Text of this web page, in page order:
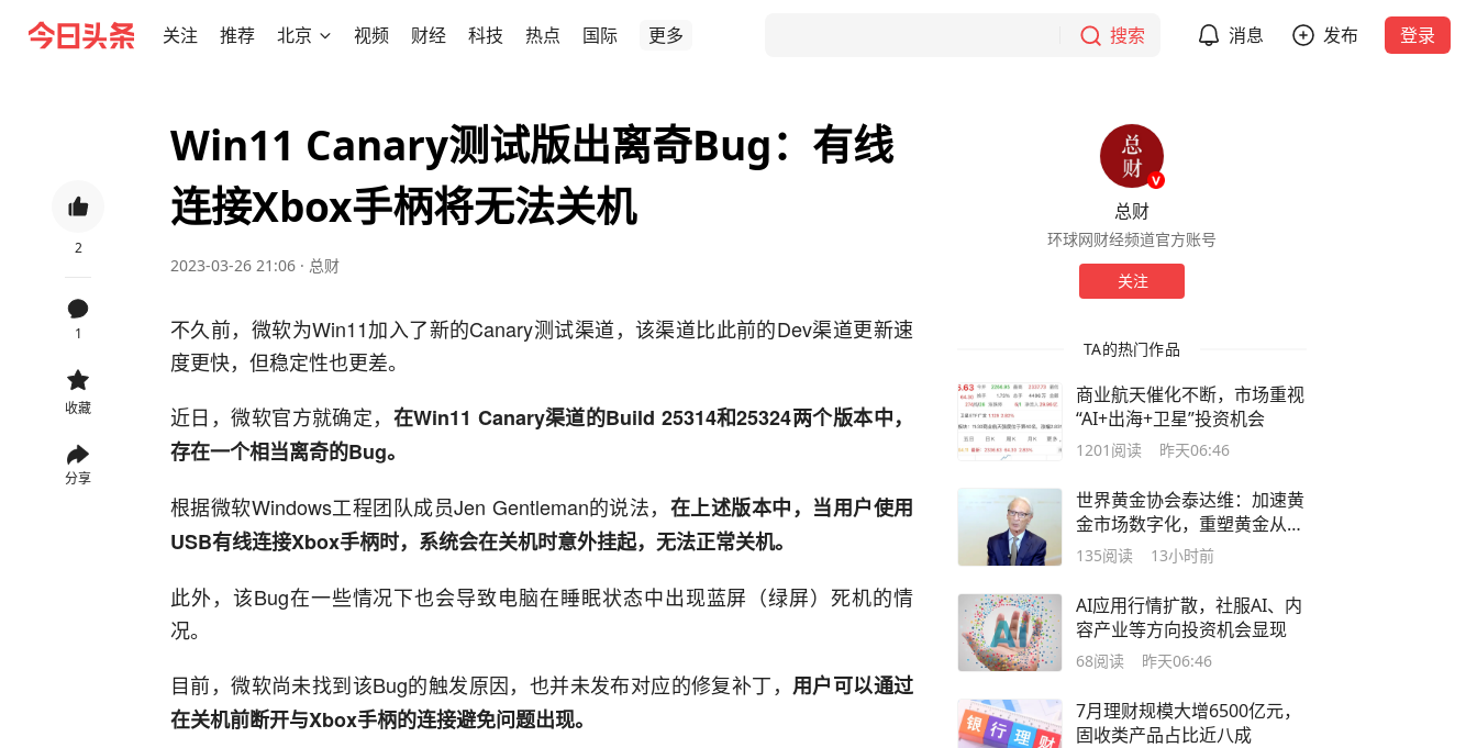
关注 推荐 北京 视频 财经 科技 热点 国际 更多 搜索 消息 发布 登录
2
1
收藏
分享
Win11 Canary测试版出离奇Bug：有线
连接Xbox手柄将无法关机
2023-03-26 21:06 · 总财
不久前，微软为Win11加入了新的Canary测试渠道，该渠道比此前的Dev渠道更新速
度更快，但稳定性也更差。
近日，微软官方就确定， 在Win11 Canary渠道的Build 25314和25324两个版本中，
存在一个相当离奇的Bug。
根据微软Windows工程团队成员Jen Gentleman的说法， 在上述版本中，当用户使用
USB有线连接Xbox手柄时，系统会在关机时意外挂起，无法正常关机。
此外，该Bug在一些情况下也会导致电脑在睡眠状态中出现蓝屏（绿屏）死机的情
况。
目前，微软尚未找到该Bug的触发原因，也并未发布对应的修复补丁， 用户可以通过
在关机前断开与Xbox手柄的连接避免问题出现。
总财
环球网财经频道官方账号
关注
TA的热门作品
商业航天催化不断，市场重视
“AI+出海+卫星”投资机会
1201 阅读 昨天06:46
世界黄金协会泰达维：加速黄
金市场数字化，重塑黄金从矿
源到指尖的信任链条
135阅读 13小时前
AI应用行情扩散，社服AI、内
容产业等方向投资机会显现
68阅读 昨天06:46
7月理财规模大增6500亿元，
固收类产品占比近八成